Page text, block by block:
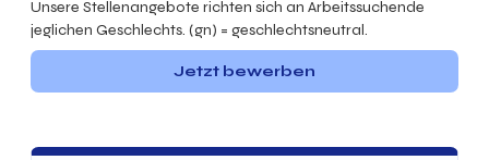
Unsere Stellenangebote richten sich an Arbeitssuchende
jeglichen Geschlechts. (gn) = geschlechtsneutral.
Jetzt bewerben